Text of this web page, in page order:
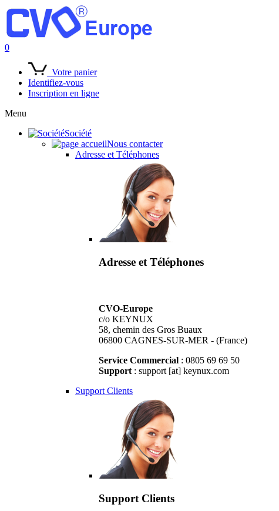
0
Votre panier
Identifiez-vous
Inscription en ligne
Menu
Société
Nous contacter
Adresse et Téléphones
Adresse et Téléphones
CVO-Europe
c/o KEYNUX
58, chemin des Gros Buaux
06800 CAGNES-SUR-MER - (France)
Service Commercial : 0805 69 69 50
Support : support [at] keynux.com
Support Clients
Support Clients